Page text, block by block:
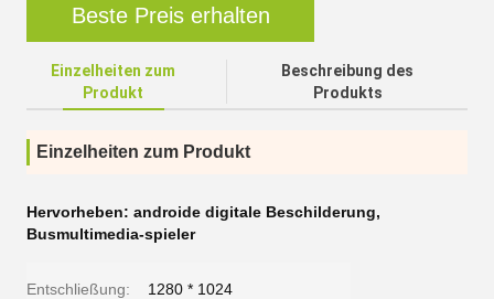
Beste Preis erhalten
Einzelheiten zum
Produkt
Beschreibung des
Produkts
Einzelheiten zum Produkt
Hervorheben: androide digitale Beschilderung,
Busmultimedia-spieler
Entschließung: 1280 * 1024